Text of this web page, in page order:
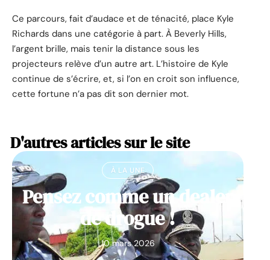
Ce parcours, fait d’audace et de ténacité, place Kyle
Richards dans une catégorie à part. À Beverly Hills,
l’argent brille, mais tenir la distance sous les
projecteurs relève d’un autre art. L’histoire de Kyle
continue de s’écrire, et, si l’on en croit son influence,
cette fortune n’a pas dit son dernier mot.
D'autres articles sur le site
À LA UNE
Pensez comme un dealer
de drogue !
10 mars 2026